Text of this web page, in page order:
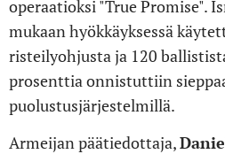
operaatioksi "True Promise".
mukaan hyökkäyksessä
risteilyohjusta ja 120
prosenttia onnistuttiin
puolustusjärjestelmillä.
Armeijan päätiedottaja,